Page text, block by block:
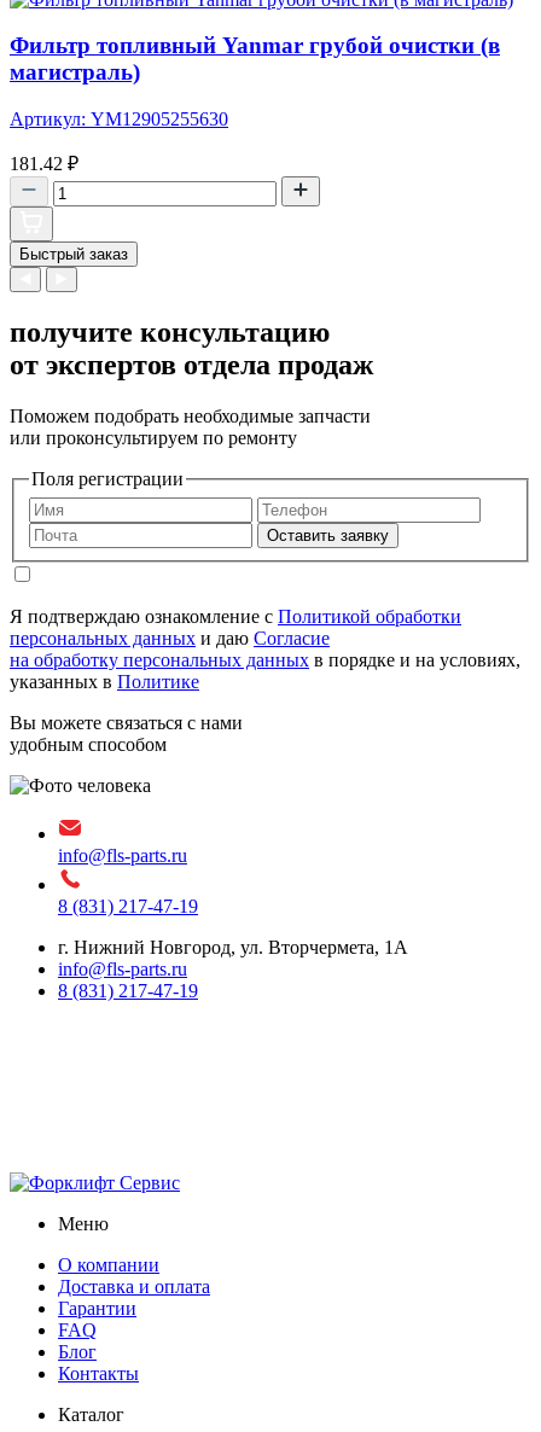
Фильтр топливный Yanmar грубой очистки (в
магистраль)
Артикул: YM12905255630
181.42 ₽
Быстрый заказ
получите консультацию
от экспертов отдела продаж
Поможем подобрать необходимые запчасти
или проконсультируем по ремонту
Поля регистрации
Оставить заявку
Я подтверждаю ознакомление с Политикой обработки
персональных данных и даю Согласие
на обработку персональных данных в порядке и на условиях,
указанных в Политике
Вы можете связаться с нами
удобным способом
info@fls-parts.ru
8 (831) 217-47-19
г. Нижний Новгород, ул. Вторчермета, 1А
info@fls-parts.ru
8 (831) 217-47-19
Меню
О компании
Доставка и оплата
Гарантии
FAQ
Блог
Контакты
Каталог